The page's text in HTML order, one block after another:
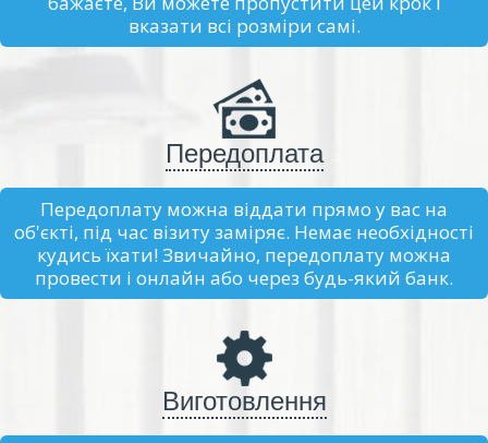
вказати всі розміри самі.
Передоплата
Передоплату можна віддати прямо у вас на
об'єкті, під час візиту заміряє. Немає необхідності
кудись їхати! Звичайно, передоплату можна
провести і онлайн або через будь-який банк.
Виготовлення